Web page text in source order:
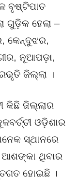
ବୃଷ୍ଟିପାତ
ଗୁଡ଼ିକ ହେଲା –
କେନ୍ଦୁଝର,
ନୂଆପଡ଼ା,
ଜିଲ୍ଲା ।
କିଛି ଜିଲ୍ଲାର
ଓଡ଼ିଶାର
ସ୍ଥାନରେ
ଥିବାର
ହୋଇଛି ।